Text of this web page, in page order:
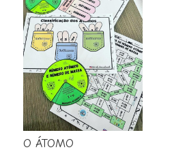
O ÁTOMO